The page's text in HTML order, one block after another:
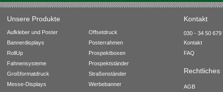
Unsere Produkte Kontakt
Aufkleber und Poster
Bannerdisplays
RollUp
Fahnensysteme
Großformatdruck
Messe-Displays
Offsetdruck
Posterrahmen
Prospektboxen
Prospektständer
Straßenständer
Werbebanner
030 - 34 50 679
Kontakt
FAQ
Rechtliches
AGB